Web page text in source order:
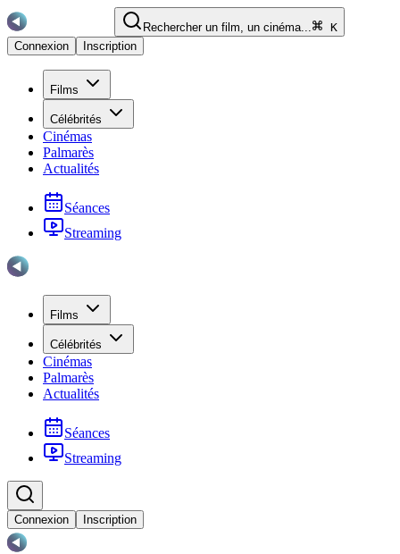
Rechercher un film, un cinéma...
K
Connexion
Inscription
Films
Célébrités
Cinémas
Palmarès
Actualités
Séances
Streaming
Films
Célébrités
Cinémas
Palmarès
Actualités
Séances
Streaming
Connexion Inscription